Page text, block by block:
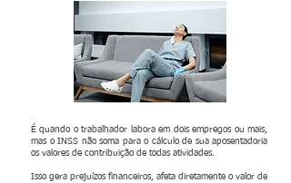
É quando o trabalhador labora em dois empregos ou mais,
mas o INSS não soma para o cálculo de sua aposentadoria
os valores de contribuição de todas atividades.
Isso gera prejuízos financeiros, afeta diretamente o valor de